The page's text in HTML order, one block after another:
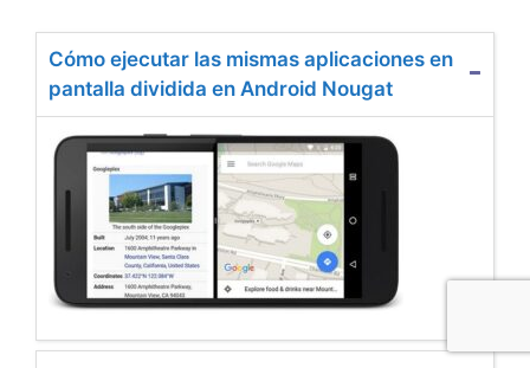
Cómo ejecutar las mismas aplicaciones en
pantalla dividida en Android Nougat